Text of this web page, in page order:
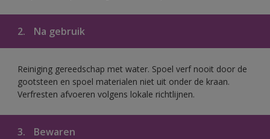
2. Na gebruik
Reiniging gereedschap met water. Spoel verf nooit door de
gootsteen en spoel materialen niet uit onder de kraan.
Verfresten afvoeren volgens lokale richtlijnen.
3. Bewaren